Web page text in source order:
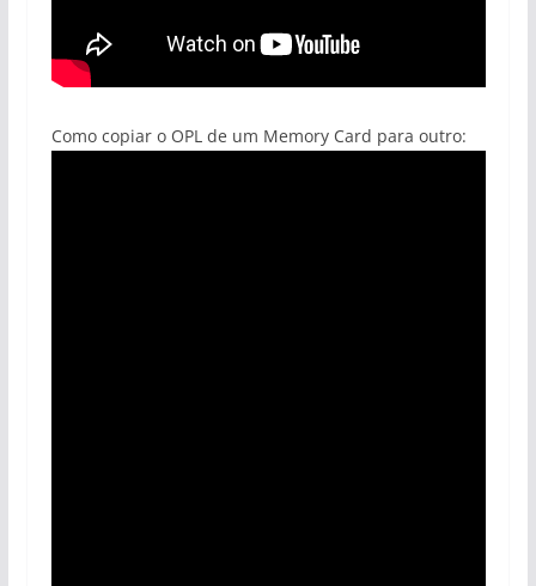
Como copiar o OPL de um Memory Card para outro: